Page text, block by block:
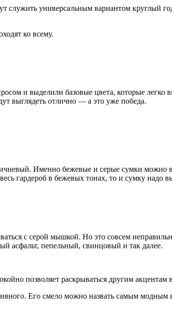
служить универсальным вариантом
ко всему.
и выделили базовые цвета, которые
выглядеть отлично — а это уже победа.
Именно бежевые и серые сумки можно
гардероб в бежевых тонах, то и сумку
с серой мышкой. Но это совсем
асфальт, пепельный, свинцовый и так далее.
позволяет раскрываться другим акцентам
Его смело можно назвать самым модным